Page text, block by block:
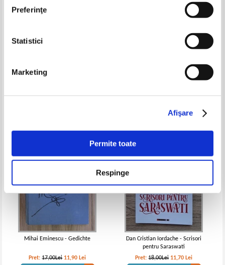
Preferinţe
Statistici
Marketing
Afişare
Permite toate
Respinge
Ion Gheorghe - Megalitice Constantin Sabareanu - Poeme
-30%
Mihai Eminescu - Gedichte
Pret:17,00Lei 11,90 Lei
-35%
Dan Cristian Iordache - Scrisori
pentru Saraswati
Pret:18,00Lei 11,70 Lei